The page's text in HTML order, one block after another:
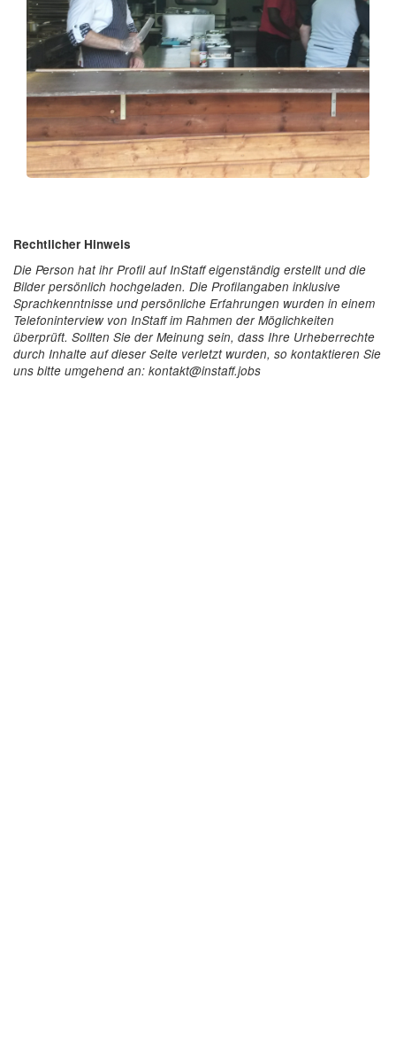
Rechtlicher Hinweis
Die Person hat ihr Profil auf InStaff eigenständig erstellt und die
Bilder persönlich hochgeladen. Die Profilangaben inklusive
Sprachkenntnisse und persönliche Erfahrungen wurden in einem
Telefoninterview von InStaff im Rahmen der Möglichkeiten
überprüft. Sollten Sie der Meinung sein, dass Ihre Urheberrechte
durch Inhalte auf dieser Seite verletzt wurden, so kontaktieren Sie
uns bitte umgehend an: kontakt@instaff.jobs